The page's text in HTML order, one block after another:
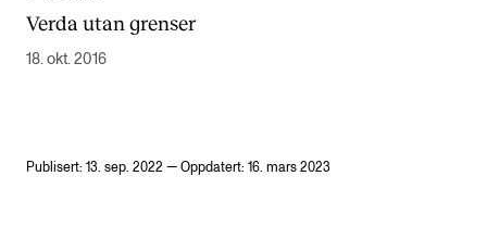
Verda utan grenser
18. okt. 2016
Publisert: 13. sep. 2022 — Oppdatert: 16. mars 2023